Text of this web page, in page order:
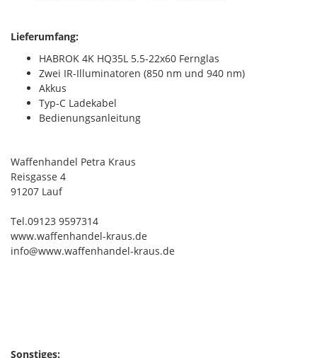
Lieferumfang:
HABROK 4K HQ35L 5.5-22x60 Fernglas
Zwei IR-Illuminatoren (850 nm und 940 nm)
Akkus
Typ-C Ladekabel
Bedienungsanleitung
Waffenhandel Petra Kraus
Reisgasse 4
91207 Lauf
Tel.09123 9597314
www.waffenhandel-kraus.de
info@www.waffenhandel-kraus.de
Sonstiges: